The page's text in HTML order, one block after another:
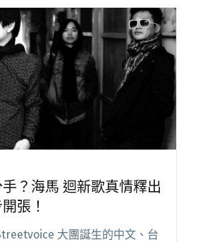
？海馬 迴新歌真情釋出
張！
大團誕生的中文、台